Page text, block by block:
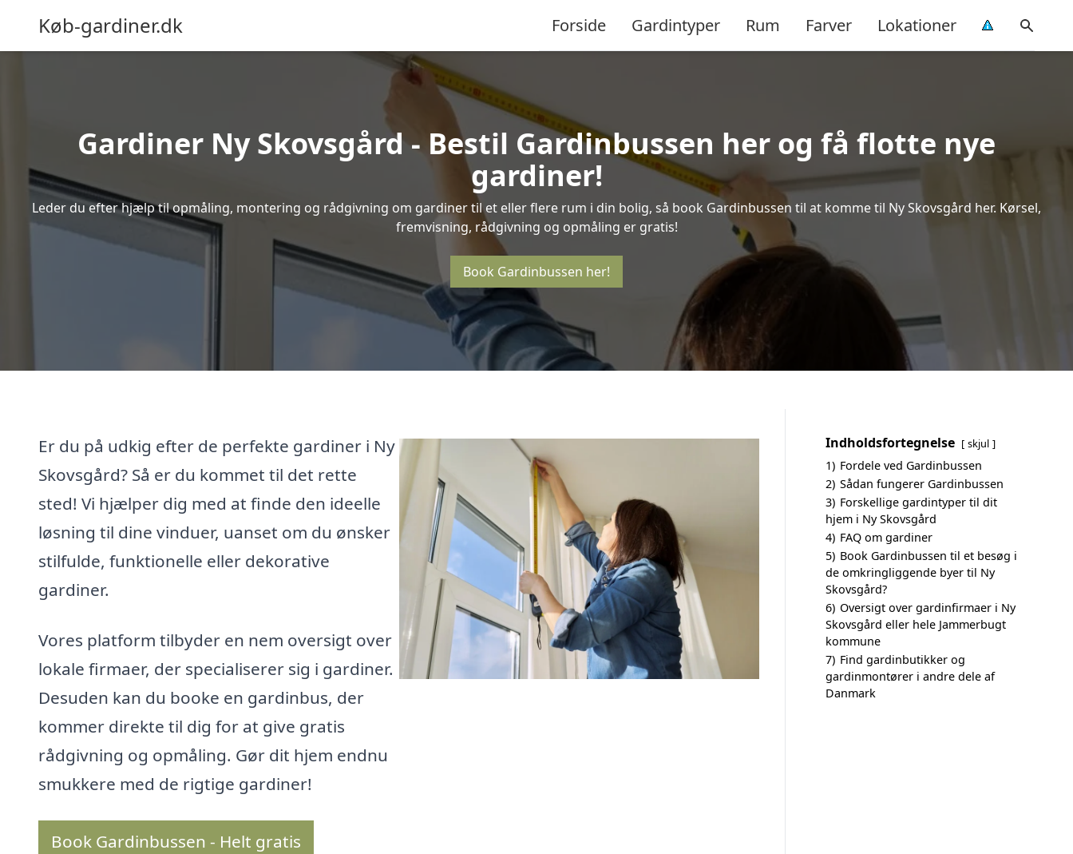
Køb-gardiner.dk Forside Gardintyper Rum Farver Lokationer
Gardiner Ny Skovsgård - Bestil Gardinbussen her og få flotte nye
gardiner!
Leder du efter hjælp til opmåling, montering og rådgivning om gardiner til et eller flere rum i din bolig, så book Gardinbussen til at komme til Ny Skovsgård her. Kørsel,
fremvisning, rådgivning og opmåling er gratis!
Book Gardinbussen her!
Er du på udkig efter de perfekte gardiner i Ny
Skovsgård? Så er du kommet til det rette
sted! Vi hjælper dig med at finde den ideelle
løsning til dine vinduer, uanset om du ønsker
stilfulde, funktionelle eller dekorative
gardiner.
Vores platform tilbyder en nem oversigt over
lokale firmaer, der specialiserer sig i gardiner.
Desuden kan du booke en gardinbus, der
kommer direkte til dig for at give gratis
rådgivning og opmåling. Gør dit hjem endnu
smukkere med de rigtige gardiner!
Book Gardinbussen - Helt gratis
Indholdsfortegnelse skjul
1) Fordele ved Gardinbussen
2) Sådan fungerer Gardinbussen
3) Forskellige gardintyper til dit
hjem i Ny Skovsgård
4) FAQ om gardiner
5) Book Gardinbussen til et besøg i
de omkringliggende byer til Ny
Skovsgård?
6) Oversigt over gardinfirmaer i Ny
Skovsgård eller hele Jammerbugt
kommune
7) Find gardinbutikker og
gardinmontører i andre dele af
Danmark